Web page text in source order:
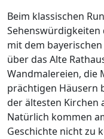
Beim klassischen
mit dem
über das Alte
Wandmalereien, die
prächtigen Häusern
der ältesten Kirchen
Natürlich kommen
Geschichte nicht zu